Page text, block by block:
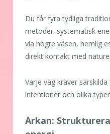
Du får fyra tydliga
metoder: systematisk
via högre väsen, hemlig
direkt kontakt med
Varje väg kräver
intentioner och olika
Arkan: